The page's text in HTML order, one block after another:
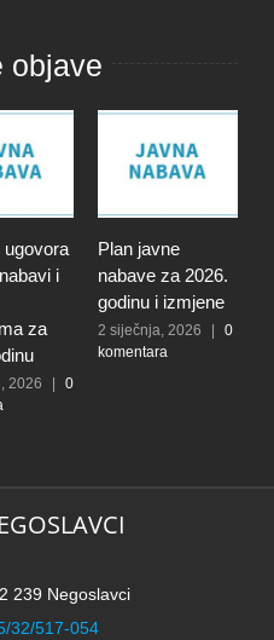
objave
ugovora
i
za
2026
0
Plan javne
nabave za 2026.
godinu i izmjene
2 siječnja, 2026
0
komentara
239 Negoslavci
32/517-054